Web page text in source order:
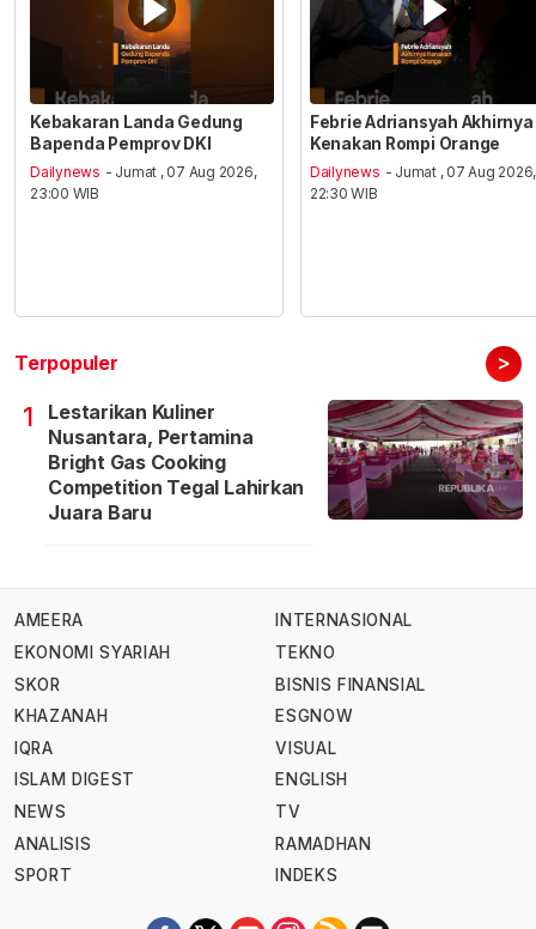
Kebakaran Landa Gedung
Bapenda Pemprov DKI
Dailynews - Jumat , 07 Aug 2026,
23:00 WIB
Febrie Adriansyah Akhirnya
Kenakan Rompi Orange
Dailynews - Jumat , 07 Aug 2026,
22:30 WIB
Terpopuler >
1
Lestarikan Kuliner
Nusantara, Pertamina
Bright Gas Cooking
Competition Tegal Lahirkan
Juara Baru
AMEERA
EKONOMI SYARIAH
SKOR
KHAZANAH
IQRA
ISLAM DIGEST
NEWS
ANALISIS
SPORT
INTERNASIONAL
TEKNO
BISNIS FINANSIAL
ESGNOW
VISUAL
ENGLISH
TV
RAMADHAN
INDEKS